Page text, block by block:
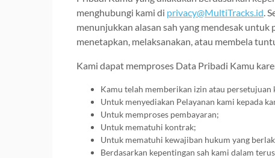
menghubungi kami di privacy@MultiTracks.id .
menunjukkan alasan sah yang mendesak
menetapkan, melaksanakan, atau membela
Kami dapat memproses Data Pribadi Kamu
Kamu telah memberikan izin atau persetujuan
Untuk menyediakan Pelayanan kami kepada
Untuk memproses pembayaran;
Untuk mematuhi kontrak;
Untuk mematuhi kewajiban hukum yang
Berdasarkan kepentingan sah kami dalam